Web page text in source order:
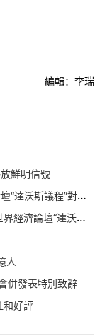
編輯：李瑞
鮮明信號
”對話會上的特別致辭
程”對話會特別致辭解讀
人
併發表特別致辭
和好評